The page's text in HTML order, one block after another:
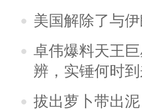
美国解除了与
卓伟爆料天王
辨，实锤何时到
拔出萝卜带出